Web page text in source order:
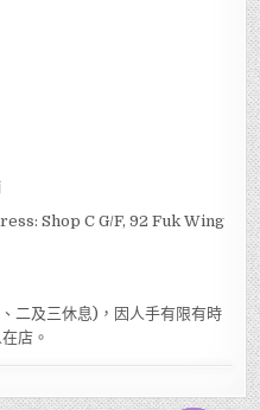
Shop C G/F, 92 Fuk Wing
二及三休息)，因人手有限有時
店。